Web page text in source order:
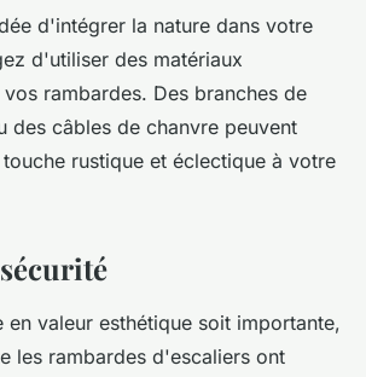
d'intégrer la nature dans votre
d'utiliser des matériaux
rambardes. Des branches de
des câbles de chanvre peuvent
rustique et éclectique à votre
en valeur esthétique soit importante,
les rambardes d'escaliers ont